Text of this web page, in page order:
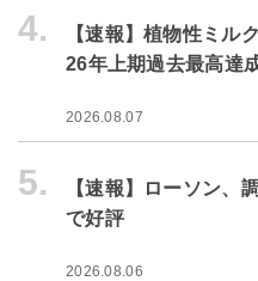
4.
【速報】植物性ミル
26年上期過去最高達
2026.08.07
5.
【速報】ローソン
で好評
2026.08.06